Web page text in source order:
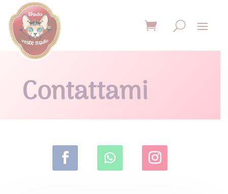
Contattami